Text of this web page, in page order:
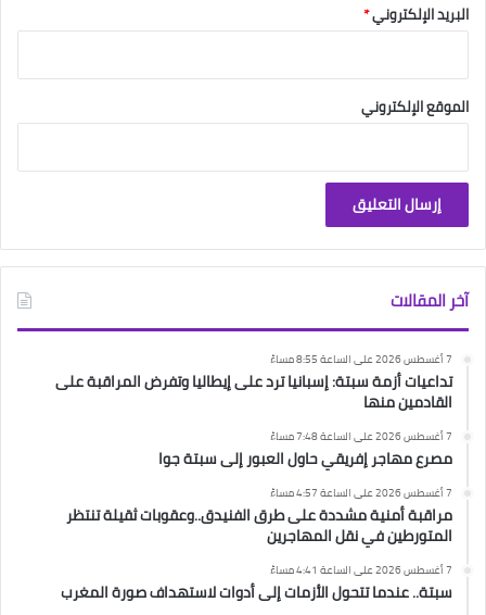
البريد الإلكتروني*
الموقع الإلكتروني
آخر المقالات
7 أغسطس 2026 على الساعة 8:55 مساءً
تداعيات أزمة سبتة: إسبانيا ترد على إيطاليا وتفرض المراقبة على
القادمين منها
7 أغسطس 2026 على الساعة 7:48 مساءً
مصرع مهاجر إفريقي حاول العبور إلى سبتة جوا
7 أغسطس 2026 على الساعة 4:57 مساءً
مراقبة أمنية مشددة على طرق الفنيدق..وعقوبات ثقيلة تنتظر
المتورطين في نقل المهاجرين
7 أغسطس 2026 على الساعة 4:41 مساءً
سبتة.. عندما تتحول الأزمات إلى أدوات لاستهداف صورة المغرب